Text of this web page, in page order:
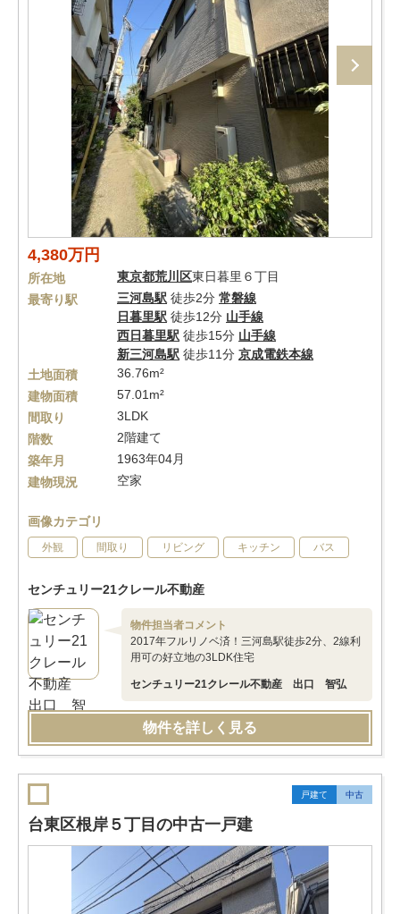
4,380万円
所在地 東京都荒川区東日暮里６丁目
最寄り駅
三河島駅 徒歩2分 常磐線
日暮里駅 徒歩12分 山手線
西日暮里駅 徒歩15分 山手線
新三河島駅 徒歩11分 京成電鉄本線
土地面積
36.76m²
建物面積
57.01m²
間取り
3LDK
階数
2階建て
築年月
1963年04月
建物現況
空家
画像カテゴリ
外観 間取り リビング キッチン バス
センチュリー21クレール不動産
物件担当者コメント
2017年フルリノベ済！三河島駅徒歩2分、2線利
用可の好立地の3LDK住宅
センチュリー21クレール不動産 出口 智弘
物件を詳しく見る
戸建て 中古
台東区根岸５丁目の中古一戸建